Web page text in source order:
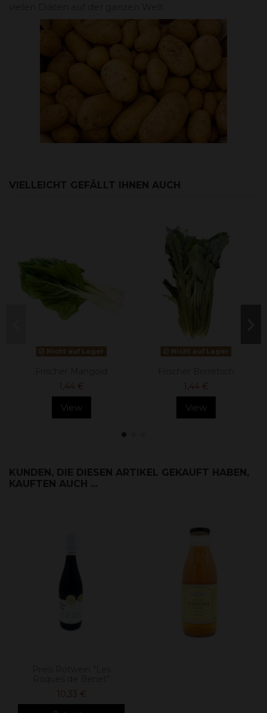
VIELLEICHT GEFÄLLT IHNEN AUCH
1,44 €
View
1,44 €
View
KUNDEN, DIE DIESEN ARTIKEL GEKAUFT HABEN,
KAUFTEN AUCH ...
10,33 €